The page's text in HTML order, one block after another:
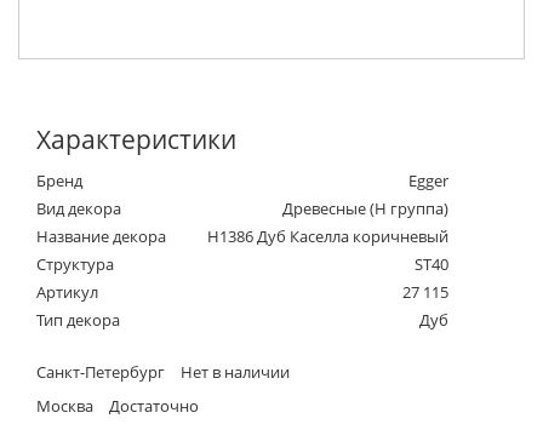
Характеристики
Бренд
Egger
Вид декора
Древесные (Н группа)
Название декора
H1386 Дуб Каселла коричневый
Структура
ST40
Артикул
27 115
Тип декора
Дуб
Санкт-Петербург
Нет в наличии
Москва
Достаточно